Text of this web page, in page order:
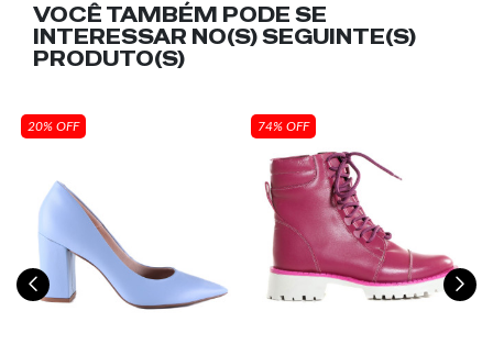
VOCÊ TAMBÉM PODE SE
INTERESSAR NO(S) SEGUINTE(S)
PRODUTO(S)
20% OFF 74% OFF